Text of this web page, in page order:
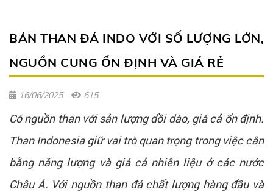
BÁN THAN ĐÁ INDO VỚI SỐ LƯỢNG LỚN,
NGUỒN CUNG ỔN ĐỊNH VÀ GIÁ RẺ
16/06/2025 615
Có nguồn than với sản lượng dồi dào, giá cả ổn định.
Than Indonesia giữ vai trò quan trọng trong việc cân
bằng năng lượng và giá cả nhiên liệu ở các nước
Châu Á. Với nguồn than đá chất lượng hàng đầu và